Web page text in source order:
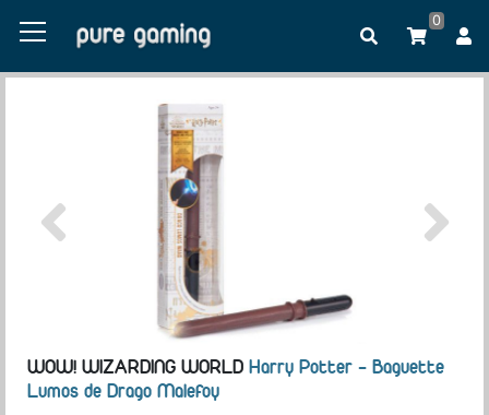
0
WOW! WIZARDING WORLD Harry Potter - Baguette
Lumos de Drago Malefoy